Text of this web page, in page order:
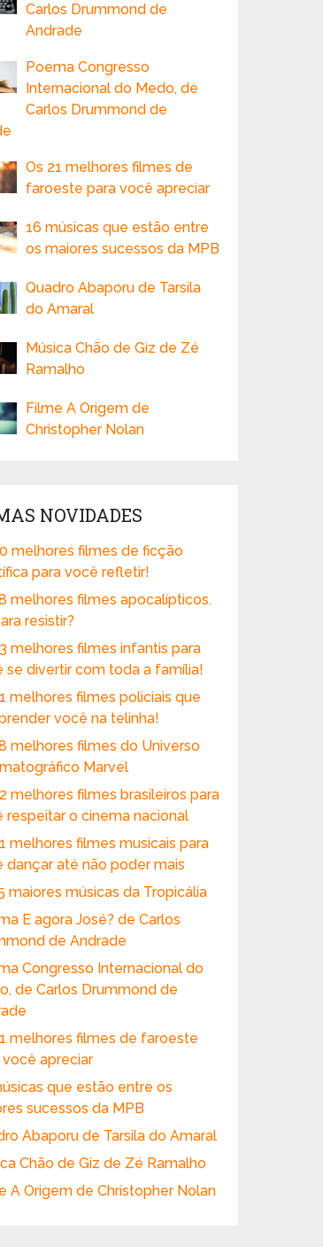
Carlos Drummond de
Andrade
Poema Congresso
Internacional do Medo, de
Carlos Drummond de
Os 21 melhores filmes de
faroeste para você apreciar
16 músicas que estão entre
os maiores sucessos da MPB
Quadro Abaporu de Tarsila
do Amaral
Música Chão de Giz de Zé
Ramalho
Filme A Origem de
Christopher Nolan
NOVIDADES
melhores filmes de ficção
para você refletir!
melhores filmes apocalípticos.
resistir?
melhores filmes infantis para
se divertir com toda a família!
melhores filmes policiais que
você na telinha!
melhores filmes do Universo
Marvel
melhores filmes brasileiros para
respeitar o cinema nacional
melhores filmes musicais para
dançar até não poder mais
maiores músicas da Tropicália
E agora José? de Carlos
de Andrade
Congresso Internacional do
de Carlos Drummond de
melhores filmes de faroeste
você apreciar
que estão entre os
sucessos da MPB
Abaporu de Tarsila do Amaral
Chão de Giz de Zé Ramalho
A Origem de Christopher Nolan